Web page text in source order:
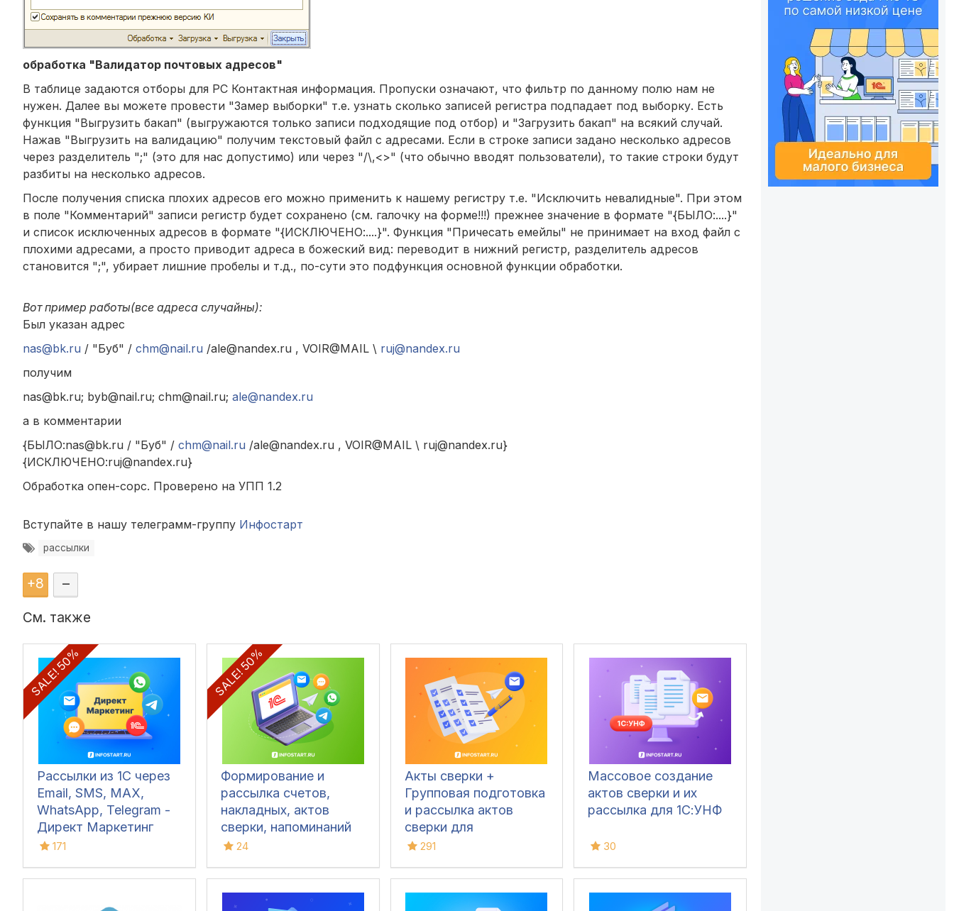
обработка "Валидатор почтовых адресов"
В таблице задаются отборы для РС Контактная информация. Пропуски означают, что фильтр по данному полю нам не
нужен. Далее вы можете провести "Замер выборки" т.е. узнать сколько записей регистра подпадает под выборку. Есть
функция "Выгрузить бакап" (выгружаются только записи подходящие под отбор) и "Загрузить бакап" на всякий случай.
Нажав "Выгрузить на валидацию" получим текстовый файл с адресами. Если в строке записи задано несколько адресов
через разделитель ";" (это для нас допустимо) или через "/\,<>" (что обычно вводят пользователи), то такие строки будут
разбиты на несколько адресов.
После получения списка плохих адресов его можно применить к нашему регистру т.е. "Исключить невалидные". При этом
в поле "Комментарий" записи регистр будет сохранено (см. галочку на форме!!!) прежнее значение в формате "{БЫЛО:....}"
и список исключенных адресов в формате "{ИСКЛЮЧЕНО:....}". Функция "Причесать емейлы" не принимает на вход файл с
плохими адресами, а просто приводит адреса в божеский вид: переводит в нижний регистр, разделитель адресов
становится ";", убирает лишние пробелы и т.д., по-сути это подфункция основной функции обработки.
Вот пример работы(все адреса случайны):
Был указан адрес
nas@bk.ru / "Буб" / chm@nail.ru /ale@nandex.ru , VOIR@MAIL \ ruj@nandex.ru
получим
nas@bk.ru; byb@nail.ru; chm@nail.ru; ale@nandex.ru
а в комментарии
{БЫЛО:nas@bk.ru / "Буб" / chm@nail.ru /ale@nandex.ru , VOIR@MAIL \ ruj@nandex.ru}
{ИСКЛЮЧЕНО:ruj@nandex.ru}
Обработка опен-сорс. Проверено на УПП 1.2
Вступайте в нашу телеграмм-группу Инфостарт
рассылки
+8 –
См. также
SALE! 50%
Рассылки из 1С через
Email, SMS, MAX,
WhatsApp, Telegram -
Директ Маркетинг
171
SALE! 50%
Формирование и
рассылка счетов,
накладных, актов
сверки, напоминаний
об оплате из
через Email, SMS,
MAX, WhatsApp,
24
Акты сверки +
Групповая подготовка
и рассылка актов
сверки для
Бухгалтерии 3.0
291
Массовое создание
актов сверки и их
рассылка для 1С:УНФ
30